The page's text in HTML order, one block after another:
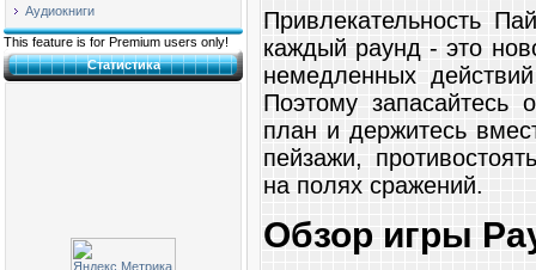
Аудиокниги
This feature is for Premium users only!
Статистика
Привлекательность
каждый раунд - это
немедленных
Поэтому запасайтесь
план и держитесь
пейзажи,
на полях сражений.
Обзор игры